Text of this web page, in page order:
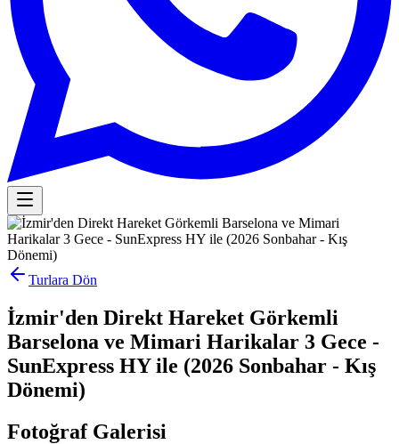
Turlara Dön
İzmir'den Direkt Hareket Görkemli
Barselona ve Mimari Harikalar 3 Gece -
SunExpress HY ile (2026 Sonbahar - Kış
Dönemi)
Fotoğraf Galerisi